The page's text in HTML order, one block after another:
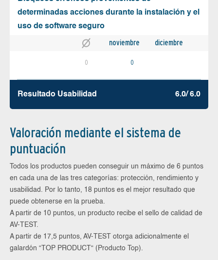
determinadas acciones durante la instalación y el
uso de software seguro
noviembre diciembre
0 0
Resultado Usabilidad 6.0/ 6.0
Valoración mediante el sistema de
puntuación
Todos los productos pueden conseguir un máximo de 6 puntos
en cada una de las tres categorías: protección, rendimiento y
usabilidad. Por lo tanto, 18 puntos es el mejor resultado que
puede obtenerse en la prueba.
A partir de 10 puntos, un producto recibe el sello de calidad de
AV-TEST.
A partir de 17,5 puntos, AV-TEST otorga adicionalmente el
galardón “TOP PRODUCT“ (Producto Top).